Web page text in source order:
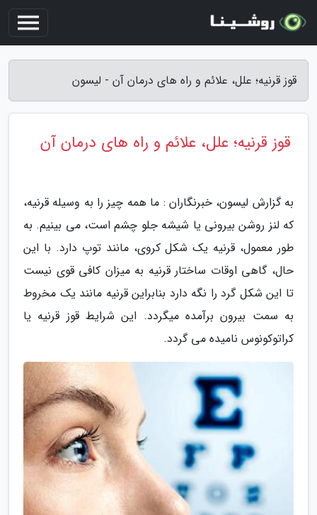
قوز قرنیه؛ علل، علائم و راه های درمان آن - لیسون
قوز قرنیه؛ علل، علائم و راه های درمان آن
به گزارش لیسون، خبرنگاران : ما همه چیز را به وسیله قرنیه،
که لنز روشن بیرونی یا شیشه جلو چشم است، می بینیم. به
طور معمول، قرنیه یک شکل کروی، مانند توپ دارد. با این
حال، گاهی اوقات ساختار قرنیه به میزان کافی قوی نیست
تا این شکل گرد را نگه دارد بنابراین قرنیه مانند یک مخروط
به سمت بیرون برآمده میگردد. این شرایط قوز قرنیه یا
کراتوکونوس نامیده می گردد.